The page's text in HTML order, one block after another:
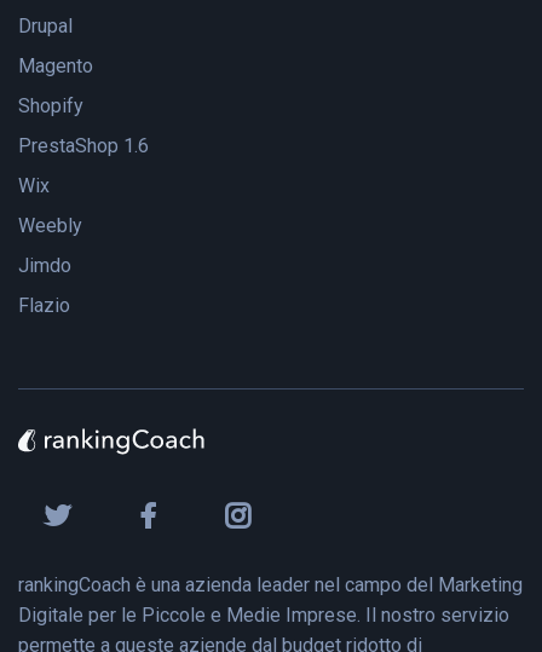
Drupal
Magento
Shopify
PrestaShop 1.6
Wix
Weebly
Jimdo
Flazio
rankingCoach è una azienda leader nel campo del Marketing
Digitale per le Piccole e Medie Imprese. Il nostro servizio
permette a queste aziende dal budget ridotto di